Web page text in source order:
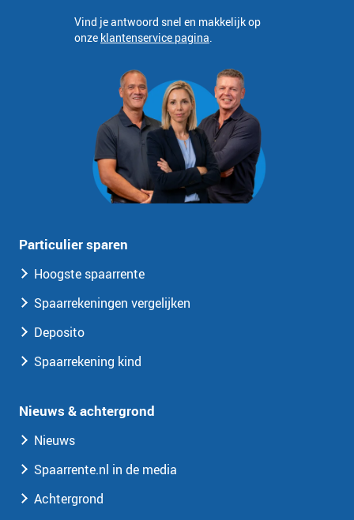
Vind je antwoord snel en makkelijk op
onze klantenservice pagina
Particulier sparen
Hoogste spaarrente
Spaarrekeningen vergelijken
Deposito
Spaarrekening kind
Nieuws & achtergrond
Nieuws
Spaarrente.nl in de media
Achtergrond